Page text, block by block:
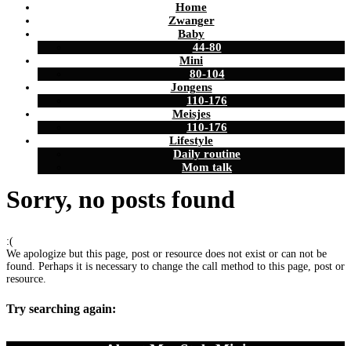
Home
Zwanger
Baby
44-80
Mini
80-104
Jongens
110-176
Meisjes
110-176
Lifestyle
Daily routine
Mom talk
Sorry, no posts found
:(
We apologize but this page, post or resource does not exist or can not be
found. Perhaps it is necessary to change the call method to this page, post or
resource.
Try searching again: